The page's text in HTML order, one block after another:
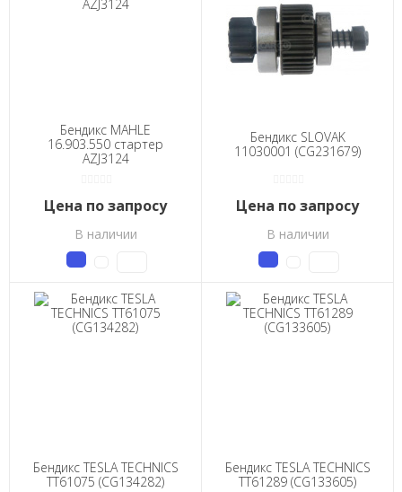
Бендикс MAHLE
16.903.550 стартер
AZJ3124
Цена по запросу
В наличии
Бендикс SLOVAK
11030001 (CG231679)
Цена по запросу
В наличии
Бендикс TESLA TECHNICS
TT61075 (CG134282)
Бендикс TESLA TECHNICS
TT61289 (CG133605)